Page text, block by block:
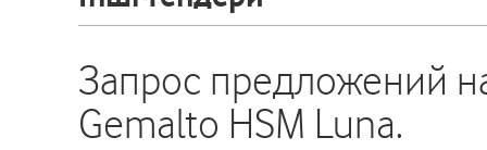
Запрос предложений
Gemalto HSM Luna.